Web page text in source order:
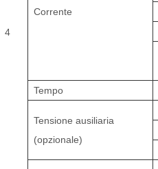
4
Corrente
Tempo
Tensione ausiliaria
(opzionale)